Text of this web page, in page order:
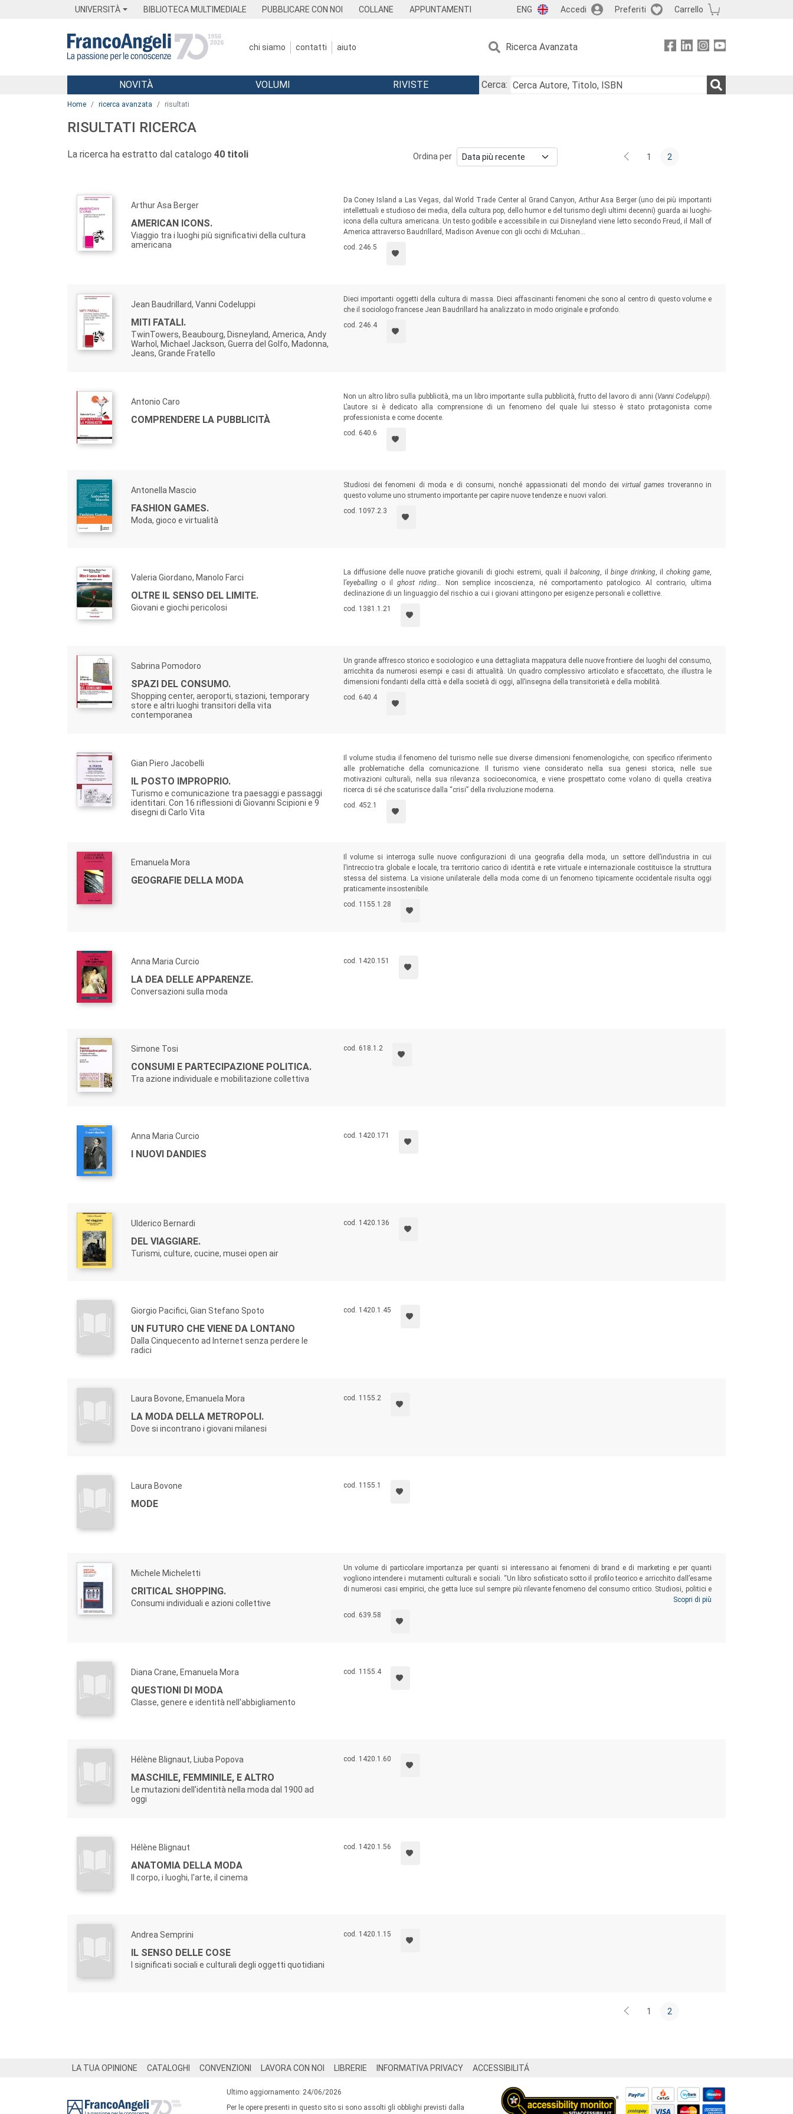
UNIVERSITÀ BIBLIOTECA MULTIMEDIALE PUBBLICARE CON NOI COLLANE APPUNTAMENTI ENG Accedi Preferiti Carrello
chi siamo contatti aiuto Ricerca Avanzata
Menu
NOVITÀ VOLUMI RIVISTE
Cerca:
Home ricerca avanzata risultati
RISULTATI RICERCA
La ricerca ha estratto dal catalogo 40 titoli Ordina per 1 2
Arthur Asa Berger
AMERICAN ICONS.
Viaggio tra i luoghi più significativi della cultura
americana
Da Coney Island a Las Vegas, dal World Trade Center al Grand Canyon, Arthur Asa Berger (uno dei più importanti
intellettuali e studioso dei media, della cultura pop, dello humor e del turismo degli ultimi decenni) guarda ai luoghi-
icona della cultura americana. Un testo godibile e accessibile in cui Disneyland viene letto secondo Freud, il Mall of
America attraverso Baudrillard, Madison Avenue con gli occhi di McLuhan…
cod. 246.5
Jean Baudrillard, Vanni Codeluppi
MITI FATALI.
TwinTowers, Beaubourg, Disneyland, America, Andy
Warhol, Michael Jackson, Guerra del Golfo, Madonna,
Jeans, Grande Fratello
Dieci importanti oggetti della cultura di massa. Dieci affascinanti fenomeni che sono al centro di questo volume e
che il sociologo francese Jean Baudrillard ha analizzato in modo originale e profondo.
cod. 246.4
Antonio Caro
COMPRENDERE LA PUBBLICITÀ
Non un altro libro sulla pubblicità, ma un libro importante sulla pubblicità, frutto del lavoro di anni (Vanni Codeluppi).
L’autore si è dedicato alla comprensione di un fenomeno del quale lui stesso è stato protagonista come
professionista e come docente.
cod. 640.6
Antonella Mascio
FASHION GAMES.
Moda, gioco e virtualità
Studiosi dei fenomeni di moda e di consumi, nonché appassionati del mondo dei virtual games troveranno in
questo volume uno strumento importante per capire nuove tendenze e nuovi valori.
cod. 1097.2.3
Valeria Giordano, Manolo Farci
OLTRE IL SENSO DEL LIMITE.
Giovani e giochi pericolosi
La diffusione delle nuove pratiche giovanili di giochi estremi, quali ilbalconing, ilbinge drinking, il choking game,
l’eyeballingo ilghost riding…
Non semplice incoscienza, né comportamento patologico. Al contrario, ultima
declinazione di un linguaggio del rischio a cui i giovani attingono per esigenze personali e collettive.
cod. 1381.1.21
Sabrina Pomodoro
SPAZI DEL CONSUMO.
Shopping center, aeroporti, stazioni, temporary
store e altri luoghi transitori della vita
contemporanea
Un grande affresco storico e sociologico e una dettagliata mappatura delle nuove frontiere dei luoghi del consumo,
arricchita da numerosi esempi e casi di attualità. Un quadro complessivo articolato e sfaccettato, che illustra le
dimensioni fondanti della città e della società di oggi, all’insegna della transitorietà e della mobilità.
cod. 640.4
Gian Piero Jacobelli
IL POSTO IMPROPRIO.
Turismo e comunicazione tra paesaggi e passaggi
identitari. Con 16 riflessioni di Giovanni Scipioni e 9
disegni di Carlo Vita
Il volume studia il fenomeno del turismo nelle sue diverse dimensioni fenomenologiche, con specifico riferimento
alle problematiche della comunicazione. Il turismo viene considerato nella sua genesi storica, nelle sue
motivazioni culturali, nella sua rilevanza socioeconomica, e viene prospettato come volano di quella creativa
ricerca di sé che scaturisce dalla “crisi” della rivoluzione moderna.
cod. 452.1
Emanuela Mora
GEOGRAFIE DELLA MODA
Il volume si interroga sulle nuove configurazioni di una geografia della moda, un settore dell’industria in cui
l’intreccio tra globale e locale, tra territorio carico di identità e rete virtuale e internazionale costituisce la struttura
stessa del sistema. La visione unilaterale della moda come di un fenomeno tipicamente occidentale risulta oggi
praticamente insostenibile.
cod. 1155.1.28
Anna Maria Curcio
LA DEA DELLE APPARENZE.
Conversazioni sulla moda
cod. 1420.151
Simone Tosi
CONSUMI E PARTECIPAZIONE POLITICA.
Tra azione individuale e mobilitazione collettiva
cod. 618.1.2
Anna Maria Curcio
I NUOVI DANDIES
cod. 1420.171
Ulderico Bernardi
DEL VIAGGIARE.
Turismi, culture, cucine, musei open air
cod. 1420.136
Giorgio Pacifici, Gian Stefano Spoto
UN FUTURO CHE VIENE DA LONTANO
Dalla Cinquecento ad Internet senza perdere le
radici
cod. 1420.1.45
Laura Bovone, Emanuela Mora
LA MODA DELLA METROPOLI.
Dove si incontrano i giovani milanesi
cod. 1155.2
Laura Bovone
MODE
cod. 1155.1
Michele Micheletti
CRITICAL SHOPPING.
Consumi individuali e azioni collettive
Un volume di particolare importanza per quanti si interessano ai fenomeni di brand e di marketing e per quanti
vogliono intendere i mutamenti culturali e sociali. “Un libro sofisticato sotto il profilo teorico e arricchito dall’esame
di numerosi casi empirici, che getta luce sul sempre più rilevante fenomeno del consumo critico. Studiosi, politici e
attivisti che cercano di dare un senso alle loro ricerche e alle loro azioni possono ora contare su uno strumento
davvero eccellente” (
Scopri di più
cod. 639.58
Diana Crane, Emanuela Mora
QUESTIONI DI MODA
Classe, genere e identità nell'abbigliamento
cod. 1155.4
Hélène Blignaut, Liuba Popova
MASCHILE, FEMMINILE, E ALTRO
Le mutazioni dell'identità nella moda dal 1900 ad
oggi
cod. 1420.1.60
Hélène Blignaut
ANATOMIA DELLA MODA
Il corpo, i luoghi, l'arte, il cinema
cod. 1420.1.56
Andrea Semprini
IL SENSO DELLE COSE
I significati sociali e culturali degli oggetti quotidiani
cod. 1420.1.15
1 2
LA TUA OPINIONE CATALOGHI CONVENZIONI LAVORA CON NOI LIBRERIE INFORMATIVA PRIVACY ACCESSIBILITÁ
Ultimo aggiornamento: 24/06/2026
Per le opere presenti in questo sito si sono assolti gli obblighi previsti dalla